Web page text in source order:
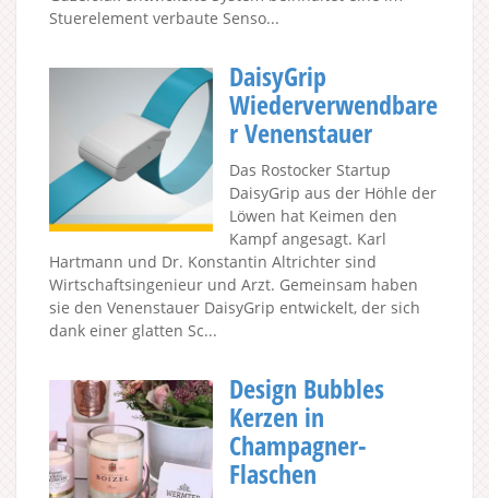
Stuerelement verbaute Senso...
DaisyGrip
Wiederverwendbare
r Venenstauer
Das Rostocker Startup
DaisyGrip aus der Höhle der
Löwen hat Keimen den
Kampf angesagt. Karl
Hartmann und Dr. Konstantin Altrichter sind
Wirtschaftsingenieur und Arzt. Gemeinsam haben
sie den Venenstauer DaisyGrip entwickelt, der sich
dank einer glatten Sc...
Design Bubbles
Kerzen in
Champagner-
Flaschen